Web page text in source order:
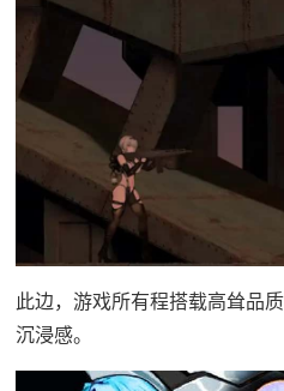
此边，游戏所有程搭载高耸品
沉浸感。